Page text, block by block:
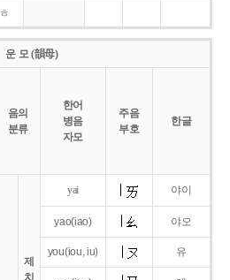
ㅎ
운 모 (韻母)
음의
분류
한어
병음
자모
주음
부호
한글
제
치
yai 야이
yao(iao) 야오
you(iou,iu) 유